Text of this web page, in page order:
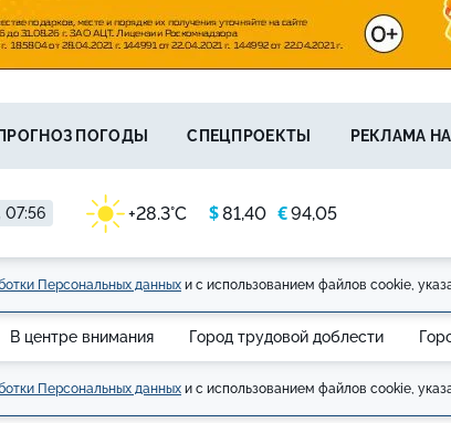
07:56 +28.3°C $81,40 €94,05
ПРОГНОЗ ПОГОДЫ СПЕЦПРОЕКТЫ РЕКЛАМА
Персональных данных и с использованием файлов cookie,
В центре внимания Город трудовой доблести
Персональных данных и с использованием файлов cookie,